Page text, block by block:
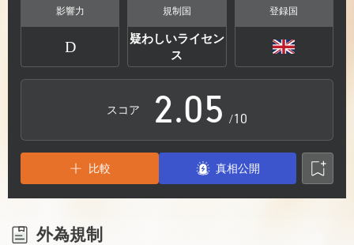
影響力
D
規制国
疑わしいライセン
ス
登録国
スコア
0
1
2
3
4
.0
1
2
3
4
5
6
7
/10
比較 真相公開
外為規制